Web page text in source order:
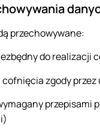
przechowywane:
do realizacji
zgody
przepisami